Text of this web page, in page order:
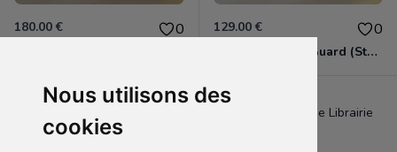
Nous utilisons des
cookies
180.00 € 0 129.00 € 0
Statuette Royal Guard (Star Wars).
Nantaise
La Mystérieuse Librairie